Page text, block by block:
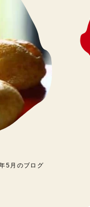
5月のブログ